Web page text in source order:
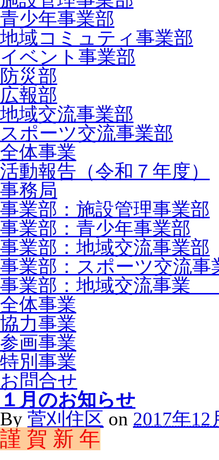
青少年事業部
地域コミュティ事業部
イベント事業部
防災部
広報部
地域交流事業部
スポーツ交流事業部
全体事業
活動報告（令和７年度）
事務局
事業部：施設管理事業部
事業部：青少年事業部
事業部：地域交流事業部
事業部：スポーツ交流事
事業部：地域交流事業
全体事業
協力事業
参画事業
特別事業
お問合せ
１月のお知らせ
By 菅刈住区 on 2017年12
謹 賀 新 年